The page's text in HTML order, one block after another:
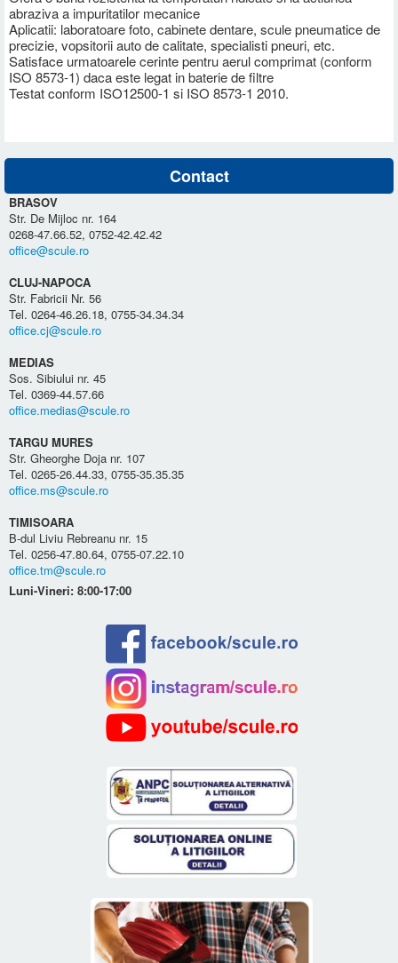
abraziva a impuritatilor mecanice
Aplicatii: laboratoare foto, cabinete dentare, scule pneumatice de
precizie, vopsitorii auto de calitate, specialisti pneuri, etc.
Satisface urmatoarele cerinte pentru aerul comprimat (conform
ISO 8573-1) daca este legat in baterie de filtre
Testat conform ISO12500-1 si ISO 8573-1 2010.
Contact
BRASOV
Str. De Mijloc nr. 164
0268-47.66.52, 0752-42.42.42
office@scule.ro
CLUJ-NAPOCA
Str. Fabricii Nr. 56
Tel. 0264-46.26.18, 0755-34.34.34
office.cj@scule.ro
MEDIAS
Sos. Sibiului nr. 45
Tel. 0369-44.57.66
office.medias@scule.ro
TARGU MURES
Str. Gheorghe Doja nr. 107
Tel. 0265-26.44.33, 0755-35.35.35
office.ms@scule.ro
TIMISOARA
B-dul Liviu Rebreanu nr. 15
Tel. 0256-47.80.64, 0755-07.22.10
office.tm@scule.ro
Luni-Vineri: 8:00-17:00